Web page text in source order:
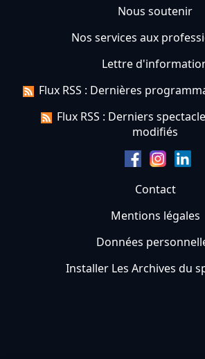
Nous soutenir
Nos services aux
Lettre
Flux RSS : Dernières
Flux RSS : Derniers
modifiés
Contact
Mentions légales
Données
Installer Les Archives du